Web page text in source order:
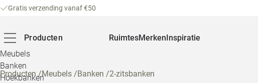
Gratis verzending vanaf €50
Producten
Meubels
Banken
Hoekbanken
RuimtesMerkenInspiratie
Producten/Meubels /Banken /2-zitsbanken